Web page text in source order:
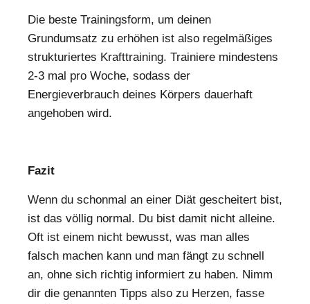
Die beste Trainingsform, um deinen
Grundumsatz zu erhöhen ist also regelmäßiges
strukturiertes Krafttraining. Trainiere mindestens
2-3 mal pro Woche, sodass der
Energieverbrauch deines Körpers dauerhaft
angehoben wird.
Fazit
Wenn du schonmal an einer Diät gescheitert bist,
ist das völlig normal. Du bist damit nicht alleine.
Oft ist einem nicht bewusst, was man alles
falsch machen kann und man fängt zu schnell
an, ohne sich richtig informiert zu haben. Nimm
dir die genannten Tipps also zu Herzen, fasse